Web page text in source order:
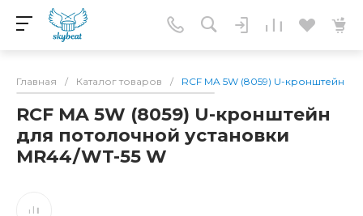
Главная / Каталог товаров / RCF MA 5W (8059) U-кронштейн
RCF MA 5W (8059) U-кронштейн
для потолочной установки
MR44/WT-55 W